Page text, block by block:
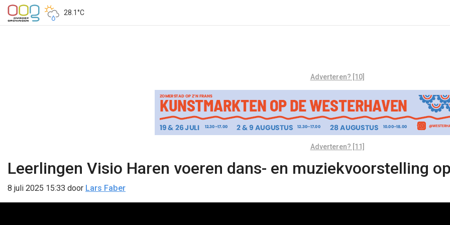
28.1°C
Adverteren? [10]
Adverteren? [11]
Leerlingen Visio Haren voeren dans- en muziekvoorstelling
8 juli 2025 15:33 door Lars Faber